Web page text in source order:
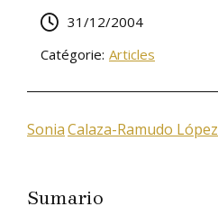
31/12/2004
Catégorie: Articles
SoniaCalaza-Ramudo López
Sumario